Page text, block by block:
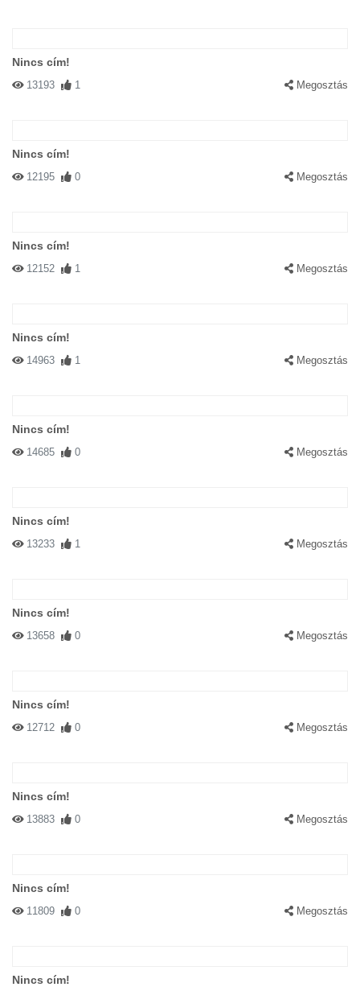
Nincs cím!
13193 1 Megosztás
Nincs cím!
12195 0 Megosztás
Nincs cím!
12152 1 Megosztás
Nincs cím!
14963 1 Megosztás
Nincs cím!
14685 0 Megosztás
Nincs cím!
13233 1 Megosztás
Nincs cím!
13658 0 Megosztás
Nincs cím!
12712 0 Megosztás
Nincs cím!
13883 0 Megosztás
Nincs cím!
11809 0 Megosztás
Nincs cím!